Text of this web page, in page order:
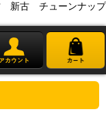
新古 チューンナップ